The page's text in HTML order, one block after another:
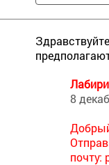
8
почту: